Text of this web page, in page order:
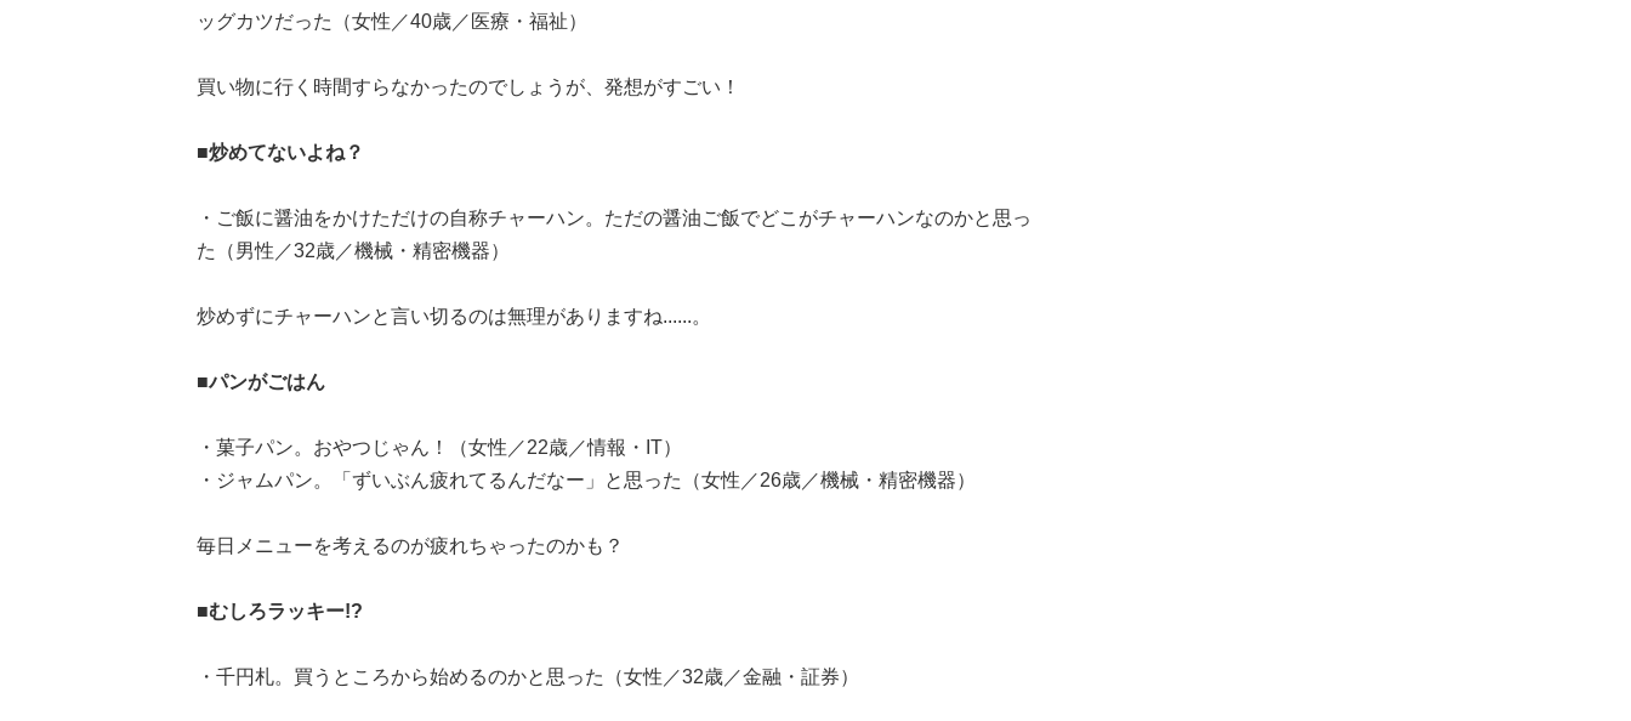
ッグカツだった（女性／40歳／医療・福祉）
買い物に行く時間すらなかったのでしょうが、発想がすごい！
■炒めてないよね？
・ご飯に醤油をかけただけの自称チャーハン。ただの醤油ご飯でどこがチャーハンなのかと思っ
た（男性／32歳／機械・精密機器）
炒めずにチャーハンと言い切るのは無理がありますね......。
■パンがごはん
・菓子パン。おやつじゃん！（女性／22歳／情報・IT）
・ジャムパン。「ずいぶん疲れてるんだなー」と思った（女性／26歳／機械・精密機器）
毎日メニューを考えるのが疲れちゃったのかも？
■むしろラッキー!?
・千円札。買うところから始めるのかと思った（女性／32歳／金融・証券）